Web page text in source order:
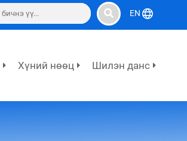
EN
Хүний нөөц Шилэн данс